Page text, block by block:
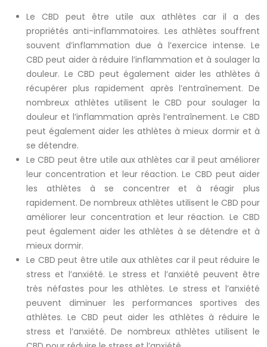
Le CBD peut être utile aux athlètes car il a des
propriétés anti-inflammatoires. Les athlètes souffrent
souvent d’inflammation due à l’exercice intense. Le
CBD peut aider à réduire l’inflammation et à soulager la
douleur. Le CBD peut également aider les athlètes à
récupérer plus rapidement après l’entraînement. De
nombreux athlètes utilisent le CBD pour soulager la
douleur et l’inflammation après l’entraînement. Le CBD
peut également aider les athlètes à mieux dormir et à
se détendre.
Le CBD peut être utile aux athlètes car il peut améliorer
leur concentration et leur réaction. Le CBD peut aider
les athlètes à se concentrer et à réagir plus
rapidement. De nombreux athlètes utilisent le CBD pour
améliorer leur concentration et leur réaction. Le CBD
peut également aider les athlètes à se détendre et à
mieux dormir.
Le CBD peut être utile aux athlètes car il peut réduire le
stress et l’anxiété. Le stress et l’anxiété peuvent être
très néfastes pour les athlètes. Le stress et l’anxiété
peuvent diminuer les performances sportives des
athlètes. Le CBD peut aider les athlètes à réduire le
stress et l’anxiété. De nombreux athlètes utilisent le